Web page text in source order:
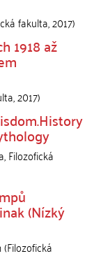
fakulta,2017)
1918 až
,2017)
Filozofická
(Nízký
(Filozofická